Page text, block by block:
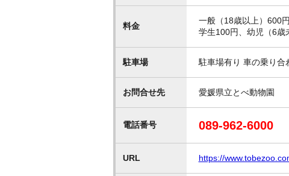
料金
一般（18歳以上）600
学生100円、幼児（6歳
駐車場 駐車場有り 車の乗り合
お問合せ先 愛媛県立とべ動物園
電話番号 089-962-6000
URL https://